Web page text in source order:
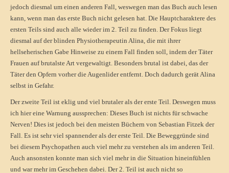
jedoch diesmal um einen anderen Fall, weswegen man das Buch auch lesen
kann, wenn man das erste Buch nicht gelesen hat. Die Hauptcharaktere des
ersten Teils sind auch alle wieder im 2. Teil zu finden. Der Fokus liegt
diesmal auf der blinden Physiotherapeutin Alina, die mit ihrer
hellseherischen Gabe Hinweise zu einem Fall finden soll, indem der Täter
Frauen auf brutalste Art vergewaltigt. Besonders brutal ist dabei, das der
Täter den Opfern vorher die Augenlider entfernt. Doch dadurch gerät Alina
selbst in Gefahr.
Der zweite Teil ist eklig und viel brutaler als der erste Teil. Deswegen muss
ich hier eine Warnung aussprechen: Dieses Buch ist nichts für schwache
Nerven! Dies ist jedoch bei den meisten Büchern von Sebastian Fitzek der
Fall. Es ist sehr viel spannender als der erste Teil. Die Beweggründe sind
bei diesem Psychopathen auch viel mehr zu verstehen als im anderen Teil.
Auch ansonsten konnte man sich viel mehr in die Situation hineinfühlen
und war mehr im Geschehen dabei. Der 2. Teil ist auch nicht so